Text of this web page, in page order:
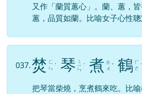
又作「蘭質蕙心」。蘭、蕙，
蕙，品質如蘭。比喻女子心性聰
037.焚 ㄈ
ㄣ ˊ 琴 ㄑ
ㄧ
ㄣ
ˊ 煮 ㄓ
ㄨ ˇ 鶴 ㄏ
ㄜ ˋ
把琴當柴燒，烹煮鶴來吃。比喻